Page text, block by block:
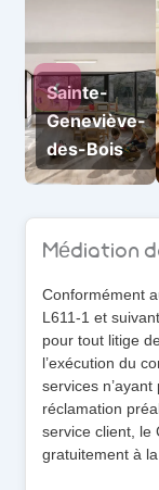
‹
Sainte-
Geneviève-
des-Bois
Médiation
Conformément
L611-1 et
pour tout litige
l’exécution du
services
réclamation
service client, le
gratuitement à la